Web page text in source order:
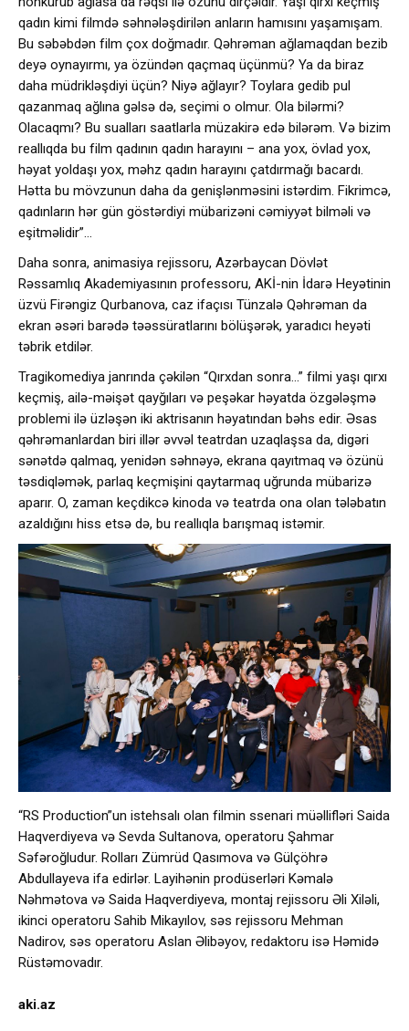
qadın kimi filmdə səhnələşdirilən anların hamısını yaşamışam.
Bu səbəbdən film çox doğmadır. Qəhrəman ağlamaqdan bezib
deyə oynayırmı, ya özündən qaçmaq üçünmü? Ya da biraz
daha müdrikləşdiyi üçün? Niyə ağlayır? Toylara gedib pul
qazanmaq ağlına gəlsə də, seçimi o olmur. Ola bilərmi?
Olacaqmı? Bu sualları saatlarla müzakirə edə bilərəm. Və bizim
reallıqda bu film qadının qadın harayını – ana yox, övlad yox,
həyat yoldaşı yox, məhz qadın harayını çatdırmağı bacardı.
Hətta bu mövzunun daha da genişlənməsini istərdim. Fikrimcə,
qadınların hər gün göstərdiyi mübarizəni cəmiyyət bilməli və
eşitməlidir”…
Daha sonra, animasiya rejissoru, Azərbaycan Dövlət
Rəssamlıq Akademiyasının professoru, AKİ-nin İdarə Heyətinin
üzvü Firəngiz Qurbanova, caz ifaçısı Tünzalə Qəhrəman da
ekran əsəri barədə təəssüratlarını bölüşərək, yaradıcı heyəti
təbrik etdilər.
Tragikomediya janrında çəkilən “Qırxdan sonra…” filmi yaşı qırxı
keçmiş, ailə-məişət qayğıları və peşəkar həyatda özgələşmə
problemi ilə üzləşən iki aktrisanın həyatından bəhs edir. Əsas
qəhrəmanlardan biri illər əvvəl teatrdan uzaqlaşsa da, digəri
sənətdə qalmaq, yenidən səhnəyə, ekrana qayıtmaq və özünü
təsdiqləmək, parlaq keçmişini qaytarmaq uğrunda mübarizə
aparır. O, zaman keçdikcə kinoda və teatrda ona olan tələbatın
azaldığını hiss etsə də, bu reallıqla barışmaq istəmir.
“RS Production”un istehsalı olan filmin ssenari müəllifləri Saida
Haqverdiyeva və Sevda Sultanova, operatoru Şahmar
Səfəroğludur. Rolları Zümrüd Qasımova və Gülçöhrə
Abdullayeva ifa edirlər. Layihənin prodüserləri Kəmalə
Nəhmətova və Saida Haqverdiyeva, montaj rejissoru Əli Xiləli,
ikinci operatoru Sahib Mikayılov, səs rejissoru Mehman
Nadirov, səs operatoru Aslan Əlibəyov, redaktoru isə Həmidə
Rüstəmovadır.
aki.az